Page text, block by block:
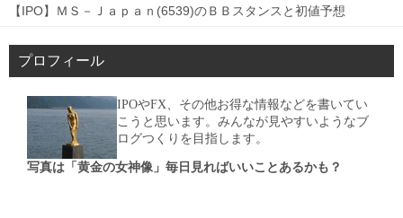
【IPO】ＭＳ－Ｊａｐａｎ(6539)のＢＢスタンスと初値予想
プロフィール
IPOやFX、その他お得な情報などを書いてい
こうと思います。みんなが見やすいようなブ
ログつくりを目指します。
写真は「黄金の女神像」毎日見ればいいことあるかも？